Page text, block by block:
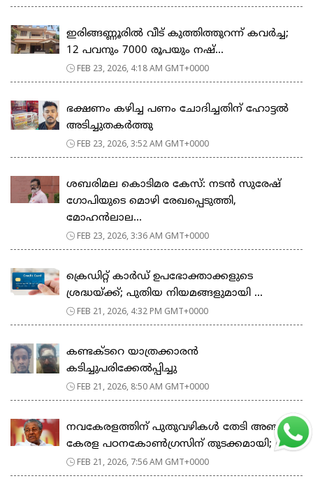
ഇരിങ്ങണ്ണൂരിൽ വീട് കുത്തിത്തുറന്ന് കവർച്ച;
12 പവനും 7000 രൂപയും നഷ്...
FEB 23, 2026, 4:18 AM GMT+0000
ഭക്ഷണം കഴിച്ച പണം ചോദിച്ചതിന് ഹോട്ടൽ
അടിച്ചുതകർത്തു
FEB 23, 2026, 3:52 AM GMT+0000
ശബരിമല കൊടിമര കേസ്: നടൻ സുരേഷ്
ഗോപിയുടെ മൊഴി രേഖപ്പെടുത്തി,
മോഹൻലാല...
FEB 23, 2026, 3:36 AM GMT+0000
ക്രെഡിറ്റ് കാർഡ് ഉപഭോക്താക്കളുടെ
ശ്രദ്ധയ്ക്ക്; പുതിയ നിയമങ്ങളുമായി ...
FEB 21, 2026, 4:32 PM GMT+0000
കണ്ടക്ടറെ യാത്രക്കാരൻ
കടിച്ചുപരിക്കേൽപ്പിച്ചു
FEB 21, 2026, 8:50 AM GMT+0000
നവകേരളത്തിന് പുതുവഴികൾ തേടി അഞ്ചാം
കേരള പഠനകോൺഗ്രസിന് തുടക്കമായി; മ...
FEB 21, 2026, 7:56 AM GMT+0000